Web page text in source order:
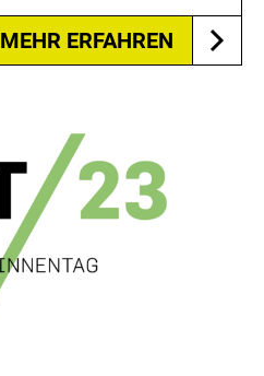
MEHR ERFAHREN